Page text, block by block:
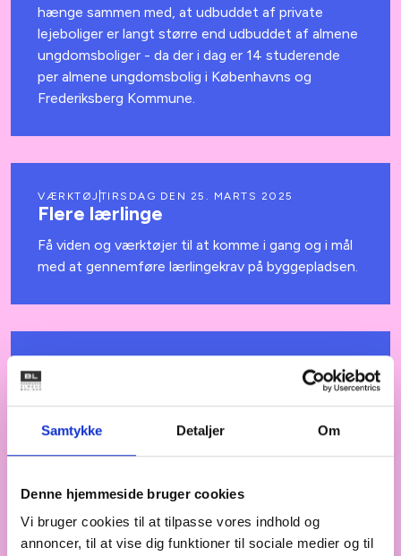
Samtykke Detaljer Om
Denne hjemmeside bruger cookies
Vi bruger cookies til at tilpasse vores indhold og
annoncer, til at vise dig funktioner til sociale medier og til
hænge sammen med, at udbuddet af private
lejeboliger er langt større end udbuddet af almene
ungdomsboliger - da der i dag er 14 studerende
per almene ungdomsbolig i Københavns og
Frederiksberg Kommune.
VÆRKTØJ TIRSDAG DEN 25. MARTS 2025
Flere lærlinge
Få viden og værktøjer til at komme i gang og i mål
med at gennemføre lærlingekrav på byggepladsen.
Effektiv lærlingeindsats i almene
praksis
udgangspunkt i jeres konkrete byggesager og
matcher jeres behov.
Vi kan komme til jer, eller vi kan mødes online.